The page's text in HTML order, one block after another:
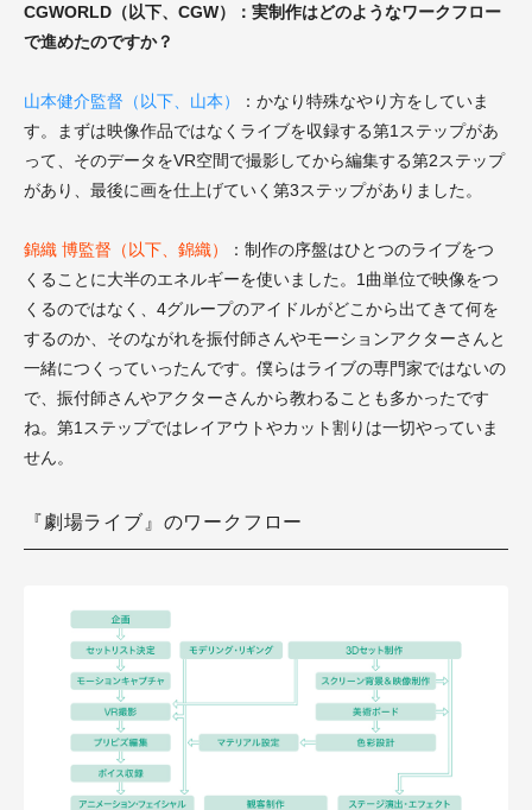
CGWORLD（以下、CGW）：実制作はどのようなワークフロー
で進めたのですか？
山本健介監督（以下、山本）
：かなり特殊なやり方をしていま
す。まずは映像作品ではなくライブを収録する第1ステップがあ
って、そのデータをVR空間で撮影してから編集する第2ステップ
があり、最後に画を仕上げていく第3ステップがありました。
錦織 博監督（以下、錦織）
：制作の序盤はひとつのライブをつ
くることに大半のエネルギーを使いました。1曲単位で映像をつ
くるのではなく、4グループのアイドルがどこから出てきて何を
するのか、そのながれを振付師さんやモーションアクターさんと
一緒につくっていったんです。僕らはライブの専門家ではないの
で、振付師さんやアクターさんから教わることも多かったです
ね。第1ステップではレイアウトやカット割りは一切やっていま
せん。
『劇場ライブ』のワークフロー